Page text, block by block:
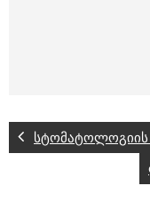
სტომატოლოგიის